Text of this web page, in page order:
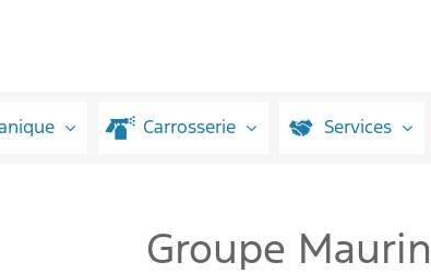
Carrosserie Services
Groupe Maurin